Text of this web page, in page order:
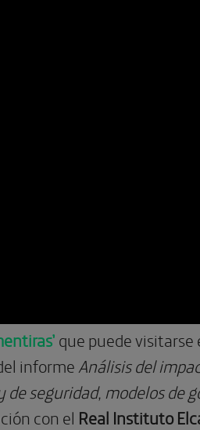
que puede visitarse
informeAnálisis del
seguridad, modelos de
con el Real Instituto